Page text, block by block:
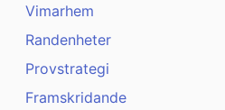
Vimarhem
Randenheter
Provstrategi
Framskridande